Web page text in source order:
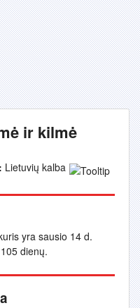
ir kilmė
Lietuvių kalba
yra sausio 14 d.
dienų.